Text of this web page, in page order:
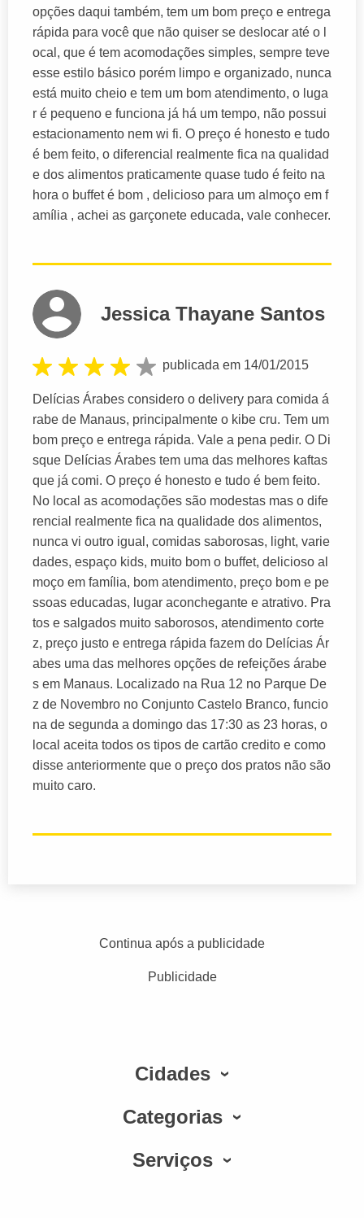
opções daqui também, tem um bom preço e entrega
rápida para você que não quiser se deslocar até o l
ocal, que é tem acomodações simples, sempre teve
esse estilo básico porém limpo e organizado, nunca
está muito cheio e tem um bom atendimento, o luga
r é pequeno e funciona já há um tempo, não possui
estacionamento nem wi fi. O preço é honesto e tudo
é bem feito, o diferencial realmente fica na qualidad
e dos alimentos praticamente quase tudo é feito na
hora o buffet é bom , delicioso para um almoço em f
amília , achei as garçonete educada, vale conhecer.
Jessica Thayane Santos
publicada em 14/01/2015
Delícias Árabes considero o delivery para comida á
rabe de Manaus, principalmente o kibe cru. Tem um
bom preço e entrega rápida. Vale a pena pedir. O Di
sque Delícias Árabes tem uma das melhores kaftas
que já comi. O preço é honesto e tudo é bem feito.
No local as acomodações são modestas mas o dife
rencial realmente fica na qualidade dos alimentos,
nunca vi outro igual, comidas saborosas, light, varie
dades, espaço kids, muito bom o buffet, delicioso al
moço em família, bom atendimento, preço bom e pe
ssoas educadas, lugar aconchegante e atrativo. Pra
tos e salgados muito saborosos, atendimento corte
z, preço justo e entrega rápida fazem do Delícias Ár
abes uma das melhores opções de refeições árabe
s em Manaus. Localizado na Rua 12 no Parque De
z de Novembro no Conjunto Castelo Branco, funcio
na de segunda a domingo das 17:30 as 23 horas, o
local aceita todos os tipos de cartão credito e como
disse anteriormente que o preço dos pratos não são
muito caro.
Continua após a publicidade
Publicidade
Cidades
Categorias
Serviços